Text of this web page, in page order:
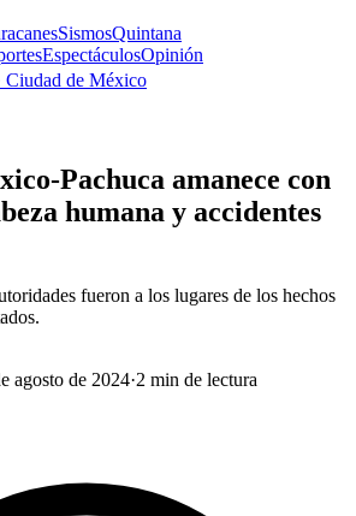
SismosQuintana
EspectáculosOpinión
Ciudad de México
Pachuca amanece con
humana y accidentes
fueron a los lugares de los hechos
agosto de 2024·2 min de lectura